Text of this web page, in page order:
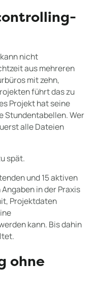
nicht
aus mehreren
mit zehn,
führt das zu
Projekt hat seine
Stundentabellen. Wer
alle Dateien
spät.
und 15 aktiven
in der Praxis
Projektdaten
kann. Bis dahin
ohne